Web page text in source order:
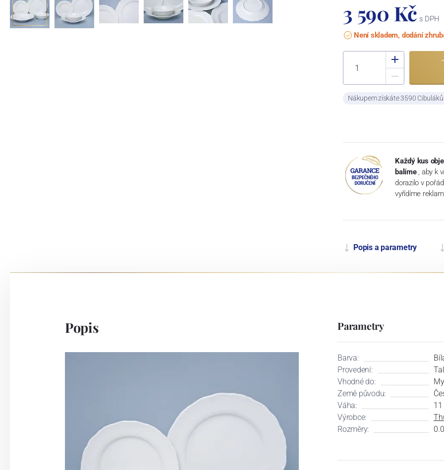
3 590 Kč s DPH
Není skladem, dodání
Nákupem získáte 3590
Každý kus
balíme , aby k
dorazilo v
vyřídíme
Popis a parametry
Popis Parametry
Barva:
Provedení:
Vhodné do:
Země původu:
Váha:
11
Výrobce:
Rozměry: